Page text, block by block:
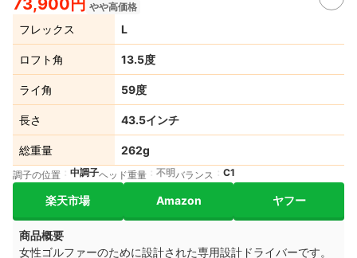
73,900円 やや高価格
フレックス L
ロフト角 13.5度
ライ角 59度
長さ 43.5インチ
総重量 262g
調子の位置 中調子ヘッド重量 不明バランス C1
楽天市場 Amazon ヤフー
商品概要
女性ゴルファーのために設計された専用設計ドライバーです。